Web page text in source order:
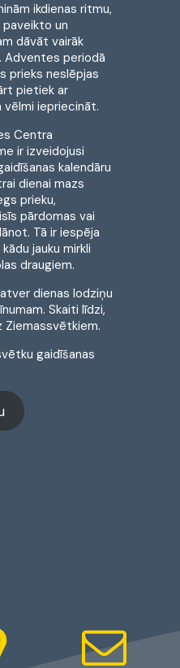
ikdienas ritmu,
un
dāvāt vairāk
Adventes periodā
prieks neslēpjas
pietiek ar
vēlmi iepriecināt.
Centra
ir izveidojusi
kalendāru
dienai mazs
prieku,
pārdomas vai
Tā ir iespēja
jauku mirkli
draugiem.
dienas lodziņu
Skaiti līdzi,
Ziemassvētkiem.
gaidīšanas